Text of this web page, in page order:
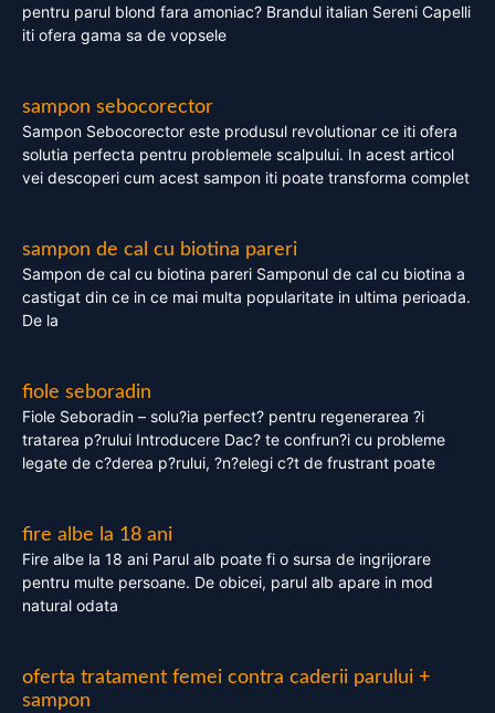
pentru parul blond fara amoniac? Brandul italian Sereni Capelli
iti ofera gama sa de vopsele
sampon sebocorector
Sampon Sebocorector este produsul revolutionar ce iti ofera
solutia perfecta pentru problemele scalpului. In acest articol
vei descoperi cum acest sampon iti poate transforma complet
sampon de cal cu biotina pareri
Sampon de cal cu biotina pareri Samponul de cal cu biotina a
castigat din ce in ce mai multa popularitate in ultima perioada.
De la
fiole seboradin
Fiole Seboradin – solu?ia perfect? pentru regenerarea ?i
tratarea p?rului Introducere Dac? te confrun?i cu probleme
legate de c?derea p?rului, ?n?elegi c?t de frustrant poate
fire albe la 18 ani
Fire albe la 18 ani Parul alb poate fi o sursa de ingrijorare
pentru multe persoane. De obicei, parul alb apare in mod
natural odata
oferta tratament femei contra caderii parului +
sampon